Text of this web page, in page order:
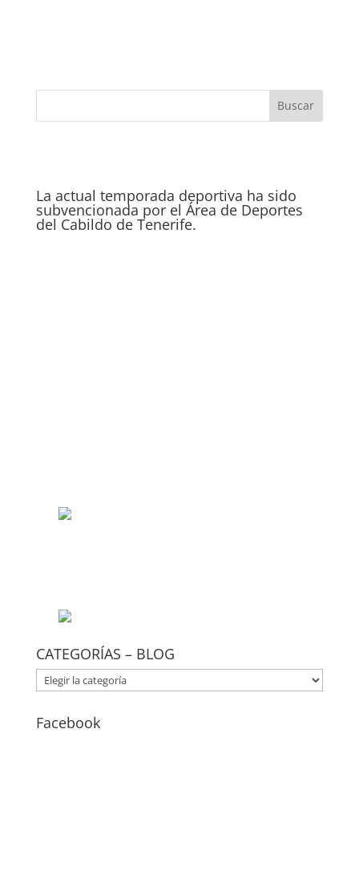
La actual temporada deportiva ha sido
subvencionada por el Área de Deportes
del Cabildo de Tenerife.
CATEGORÍAS – BLOG
CATEGORÍAS
–
Facebook